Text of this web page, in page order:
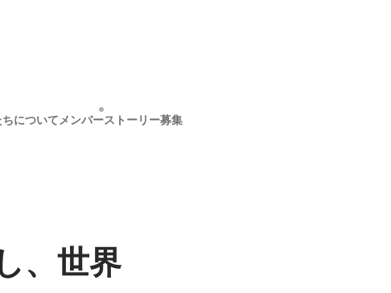
について メンバーストーリー募集
、世界